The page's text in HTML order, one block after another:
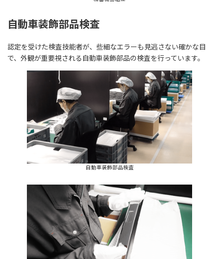
自動車装飾部品検査
認定を受けた検査技能者が、些細なエラーも見逃さない確かな目
で、外観が重要視される自動車装飾部品の検査を行っています。
自動車装飾部品検査